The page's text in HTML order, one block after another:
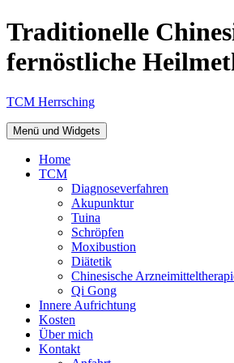
Zum
Inhalt
springen
Traditionelle
fernöstliche
TCM Herrsching
Menü und Widgets
Home
TCM
Diagnoseverfahren
Akupunktur
Tuina
Schröpfen
Moxibustion
Diätetik
Chinesische
Qi Gong
Innere Aufrichtung
Kosten
Über mich
Kontakt